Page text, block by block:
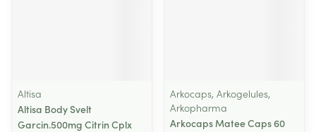
Altisa
Altisa Body Svelt
Garcin.500mg Citrin Cplx
Arkocaps, Arkogelules,
Arkopharma
Arkocaps Matee Caps 60